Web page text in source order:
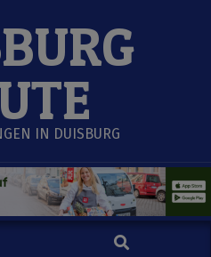
IN DUISBURG
Search